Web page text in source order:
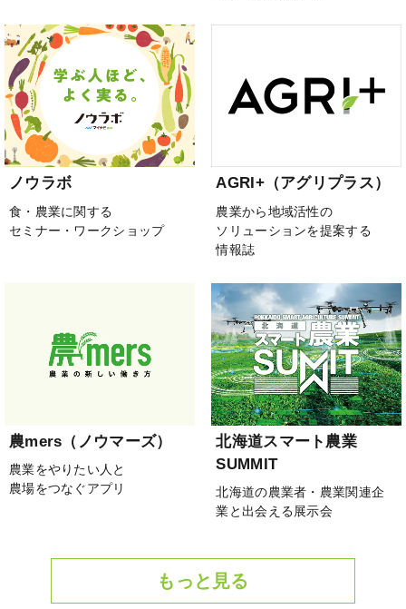
ノウラボ
食・農業に関する
セミナー・ワークショップ
AGRI+（アグリプラス）
農業から地域活性の
ソリューションを提案する
情報誌
農mers（ノウマーズ）
農業をやりたい人と
農場をつなぐアプリ
北海道スマート農業
SUMMIT
北海道の農業者・農業関連企
業と出会える展示会
もっと見る